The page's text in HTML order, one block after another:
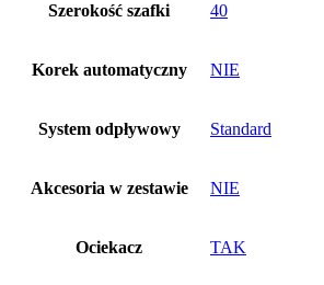
Szerokość szafki 40
Korek automatyczny NIE
System odpływowy Standard
Akcesoria w zestawie NIE
Ociekacz TAK